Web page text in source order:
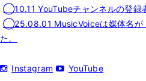
◯10.11 YouTubeチャンネルの登録
◯25.08.01 MusicVoiceは媒体名が
た。
Instagram YouTube